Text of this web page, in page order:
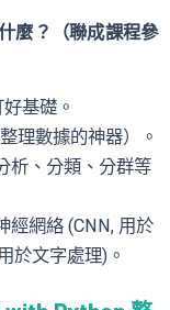
麼？（聯成課程參
基礎。
理數據的神器）。
析、分類、分群等
經網絡 (CNN, 用於
於文字處理)。